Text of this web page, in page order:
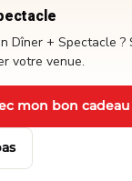
Dîner + Spectacle ?
votre venue.
mon bon cadeau